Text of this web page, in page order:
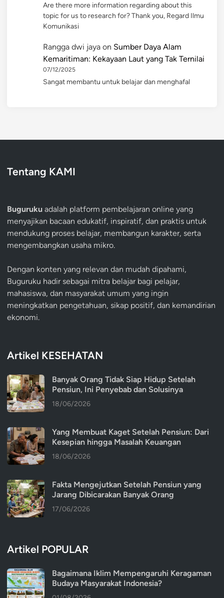
Are there more information regarding about this
topic for us to research for? Thank you, Regard Ilmu
Komunikasi
Rangga dwi jaya on Sumber Daya Alam
Kemaritiman: Kekayaan Laut yang Tak Ternilai
07/12/2025
Sangat membantu untuk belajar dan menghafal
Tentang KAMI
Buguruku adalah platform pembelajaran online yang
menyajikan bacaan edukatif, inspiratif, dan praktis untuk
mendukung proses belajar, membangun karakter, serta
mengembangkan usaha mikro.
Dengan konten yang relevan dan mudah dipahami,
Buguruku hadir sebagai mitra belajar bagi pelajar,
mahasiswa, dan masyarakat umum yang ingin
meningkatkan pengetahuan, sikap positif, dan kemandirian
ekonomi.
Artikel KESEHATAN
Banyak Orang Tidak Siap Hidup Setelah
Pensiun, Ini Penyebab dan Solusinya
18/06/2026
Yang Membuat Kaget Setelah Pensiun: Dari
Kesepian hingga Masalah Keuangan
18/06/2026
Fakta Mengejutkan Setelah Pensiun yang
Jarang Dibicarakan Banyak Orang
17/06/2026
Artikel POPULAR
Bagaimana Iklim Mempengaruhi Keragaman
Budaya Masyarakat Indonesia?